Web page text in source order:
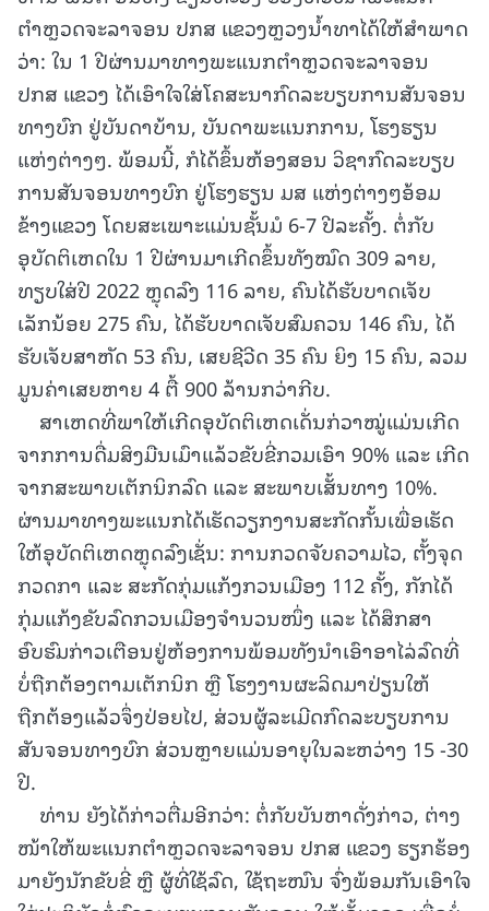
ຕຳຫຼວດຈະລາຈອນ ປກສ ແຂວງຫຼວງນ້ຳທາໄດ້ໃຫ້ສໍາພາດ
ວ່າ: ໃນ 1 ປີຜ່ານມາທາງພະແນກຕໍາຫຼວດຈະລາຈອນ
ປກສ ແຂວງ ໄດ້ເອົາໃຈໃສ່ໂຄສະນາກົດລະບຽບການສັນຈອນ
ທາງບົກ ຢູ່ບັນດາບ້ານ, ບັນດາພະແນກການ, ໂຮງຮຽນ
ແຫ່ງຕ່າງໆ. ພ້ອມນີ້, ກໍໄດ້ຂຶ້ນຫ້ອງສອນ ວິຊາກົດລະບຽບ
ການສັນຈອນທາງບົກ ຢູ່ໂຮງຮຽນ ມສ ແຫ່ງຕ່າງໆອ້ອມ
ຂ້າງແຂວງ ໂດຍສະເພາະແມ່ນຊັ້ນມໍ 6-7 ປີລະຄັ້ງ. ຕໍ່ກັບ
ອຸບັດຕິເຫດໃນ 1 ປີຜ່ານມາເກີດຂຶ້ນທັງໝົດ 309 ລາຍ,
ທຽບໃສ່ປີ 2022 ຫຼຸດລົງ 116 ລາຍ, ຄົນໄດ້ຮັບບາດເຈັບ
ເລັກນ້ອຍ 275 ຄົນ, ໄດ້ຮັບບາດເຈັບສົມຄວນ 146 ຄົນ, ໄດ້
ຮັບເຈັບສາຫັດ 53 ຄົນ, ເສຍຊີວີດ 35 ຄົນ ຍິງ 15 ຄົນ, ລວມ
ມູນຄ່າເສຍຫາຍ 4 ຕື້ 900 ລ້ານກວ່າກີບ.
ສາເຫດທີ່ພາໃຫ້ເກີດອຸບັດຕິເຫດເດັ່ນກ່ວາໝູ່ແມ່ນເກີດ
ຈາກການດື່ມສິງມືນເມົາແລ້ວຂັບຂີ່ກວມເອົາ 90% ແລະ ເກີດ
ຈາກສະພາບເຕັກນິກລົດ ແລະ ສະພາບເສັ້ນທາງ 10%.
ຜ່ານມາທາງພະແນກໄດ້ເຮັດວຽກງານສະກັດກັ້ນເພື່ອເຮັດ
ໃຫ້ອຸບັດຕິເຫດຫຼຸດລົງເຊັ່ນ: ການກວດຈັບຄວາມໄວ, ຕັ້ງຈຸດ
ກວດກາ ແລະ ສະກັດກຸ່ມແກ້ງກວນເມືອງ 112 ຄັ້ງ, ກັກໄດ້
ກຸ່ມແກ້ງຂັບລົດກວນເມືອງຈໍານວນໜຶ່ງ ແລະ ໄດ້ສຶກສາ
ອົບຮົມກ່າວເຕືອນຢູ່ຫ້ອງການພ້ອມທັງນໍາເອົາອາໄລ່ລົດທີ່
ບໍ່ຖືກຕ້ອງຕາມເຕັກນິກ ຫຼື ໂຮງງານຜະລິດມາປ່ຽນໃຫ້
ຖືກຕ້ອງແລ້ວຈຶ່ງປ່ອຍໄປ, ສ່ວນຜູ້ລະເມີດກົດລະບຽບການ
ສັນຈອນທາງບົກ ສ່ວນຫຼາຍແມ່ນອາຍຸໃນລະຫວ່າງ 15 -30
ປີ.
ທ່ານ ຍັງໄດ້ກ່າວຕື່ມອີກວ່າ: ຕໍ່ກັບບັນຫາດັ່ງກ່າວ, ຕ່າງ
ໜ້າໃຫ້ພະແນກຕຳຫຼວດຈະລາຈອນ ປກສ ແຂວງ ຮຽກຮ້ອງ
ມາຍັງນັກຂັບຂີ່ ຫຼື ຜູ້ທີ່ໃຊ້ລົດ, ໃຊ້ຖະໜົນ ຈົ່ງພ້ອມກັນເອົາໃຈ